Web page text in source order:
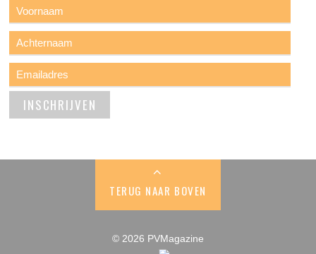
TERUG NAAR BOVEN
© 2026 PVMagazine